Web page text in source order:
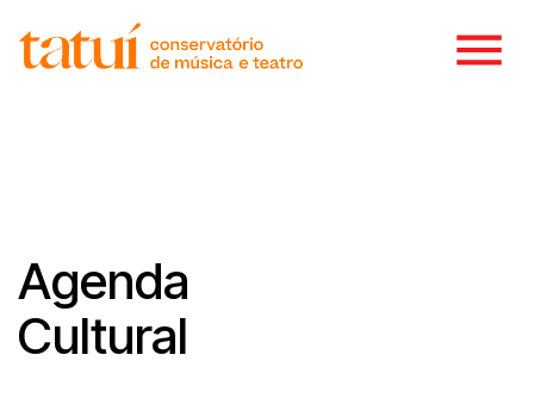
Agenda
Cultural